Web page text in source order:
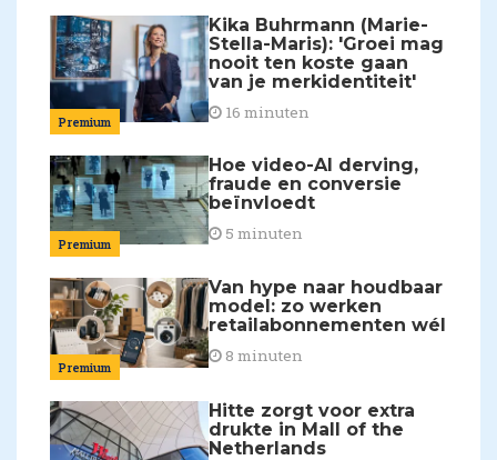
Premium
Kika Buhrmann (Marie-
Stella-Maris): 'Groei mag
nooit ten koste gaan
van je merkidentiteit'
16 minuten
Premium
Hoe video-AI derving,
fraude en conversie
beïnvloedt
5 minuten
Premium
Van hype naar houdbaar
model: zo werken
retailabonnementen wél
8 minuten
Hitte zorgt voor extra
drukte in Mall of the
Netherlands